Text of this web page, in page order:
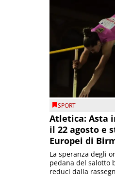
SPORT
Atletica: Asta
il 22 agosto e
Europei di
La speranza degli
pedana del salotto
reduci dalla